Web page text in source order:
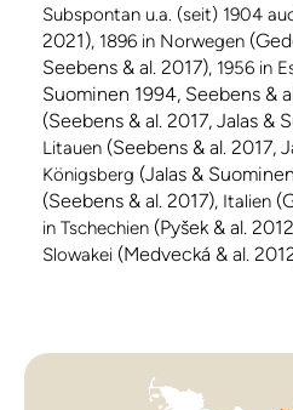
Subspontan u.a. (seit) 1904
2021), 1896 in Norwegen
Seebens & al. 2017), 1956 in
Suominen 1994, Seebens &
(Seebens & al. 2017, Jalas &
Litauen (Seebens & al. 2017,
Königsberg (Jalas &
(Seebens & al. 2017), Italien
in Tschechien (Pyšek & al.
Slowakei (Medvecká & al.